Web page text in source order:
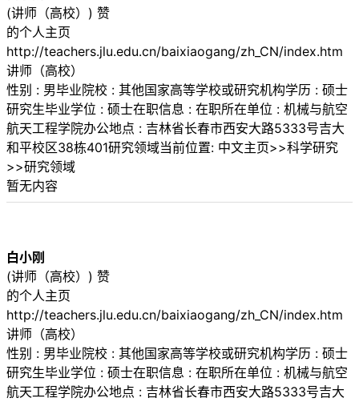
(讲师（高校）) 赞
的个人主页
http://teachers.jlu.edu.cn/baixiaogang/zh_CN/index.htm
讲师（高校）
性别 : 男毕业院校 : 其他国家高等学校或研究机构学历 : 硕士
研究生毕业学位 : 硕士在职信息 : 在职所在单位 : 机械与航空
航天工程学院办公地点 : 吉林省长春市西安大路5333号吉大
和平校区38栋401研究领域当前位置: 中文主页>>科学研究
>>研究领域
暂无内容
白小刚
(讲师（高校）) 赞
的个人主页
http://teachers.jlu.edu.cn/baixiaogang/zh_CN/index.htm
讲师（高校）
性别 : 男毕业院校 : 其他国家高等学校或研究机构学历 : 硕士
研究生毕业学位 : 硕士在职信息 : 在职所在单位 : 机械与航空
航天工程学院办公地点 : 吉林省长春市西安大路5333号吉大